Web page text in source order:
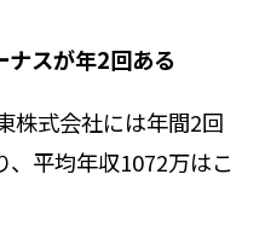
ナスが年2回ある
株式会社には年間2回
、平均年収1072万はこ